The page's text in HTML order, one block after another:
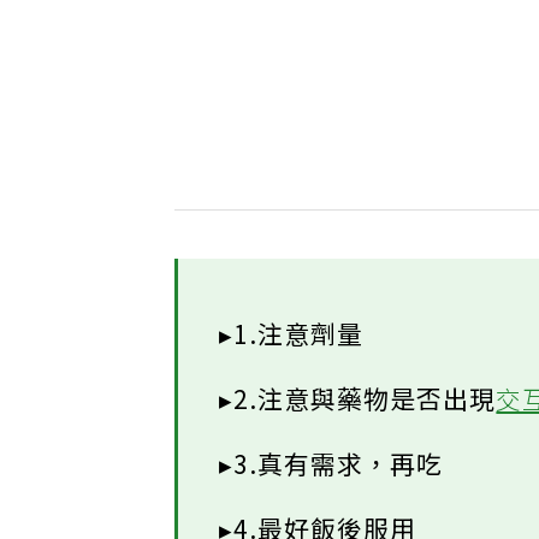
▸1.注意劑量
▸2.注意與藥物是否出現交
▸3.真有需求，再吃